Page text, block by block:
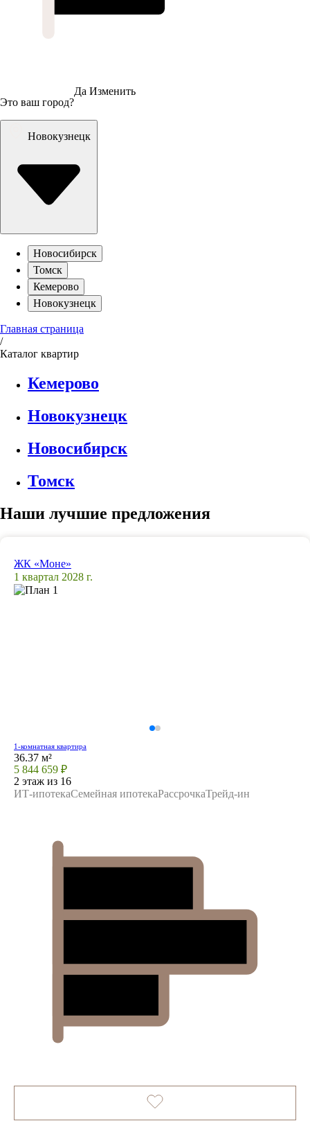
Это ваш город?
Да Изменить
Новокузнецк
Новосибирск
Томск
Кемерово
Новокузнецк
Главная страница
/
Каталог квартир
Кемерово
Новокузнецк
Новосибирск
Томск
Наши лучшие предложения
ЖК «Моне»
1 квартал 2028 г.
1-комнатная квартира
36.37 м²
5 844 659 ₽
2 этаж из 16
ИТ-ипотекаСемейная ипотекаРассрочкаТрейд-ин